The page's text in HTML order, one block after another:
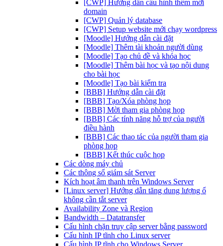
[CWP] Hướng dẫn cấu hình thêm mới
domain
[CWP] Quản lý database
[CWP] Setup website mới chạy wordpress
[Moodle] Hướng dẫn cài đặt
[Moodle] Thêm tài khoản người dùng
[Moodle] Tạo chủ đề và khóa học
[Moodle] Thêm bài học và tạo nội dung
cho bài học
[Moodle] Tạo bài kiểm tra
[BBB] Hướng dẫn cài đặt
[BBB] Tạo/Xóa phòng họp
[BBB] Mời tham gia phòng họp
[BBB] Các tính năng hỗ trợ của người
điều hành
[BBB] Các thao tác của người tham gia
phòng họp
[BBB] Kết thúc cuộc họp
Các dòng máy chủ
Các thông số giám sát Server
Kích hoạt âm thanh trên Windows Server
[Linux server] Hướng dẫn tăng dung lượng ổ
không cần tắt server
Availability Zone và Region
Bandwidth – Datatransfer
Cấu hình chặn truy cập server bằng password
Cấu hình IP tĩnh cho Linux server
Cấu hình IP tĩnh cho Windows Server